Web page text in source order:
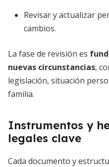
Revisar y actualizar
cambios.
La fase de revisión es
nuevas circunstancias,
legislación, situación
familia.
Instrumentos y
legales clave
Cada documento y